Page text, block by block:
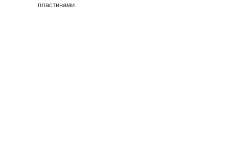
пластинами.